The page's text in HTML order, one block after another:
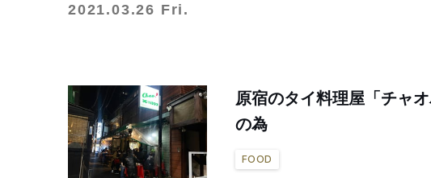
2021.03.26 Fri.
原宿のタイ料理屋「チャ
の為
FOOD